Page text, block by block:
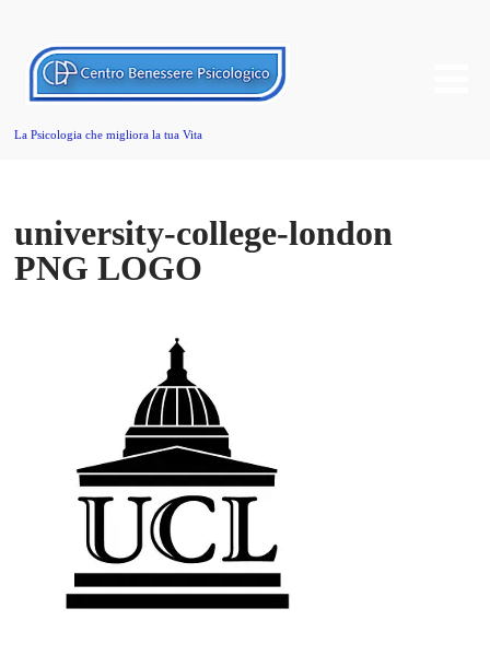
La Psicologia che migliora la tua Vita
university-college-london
PNG LOGO